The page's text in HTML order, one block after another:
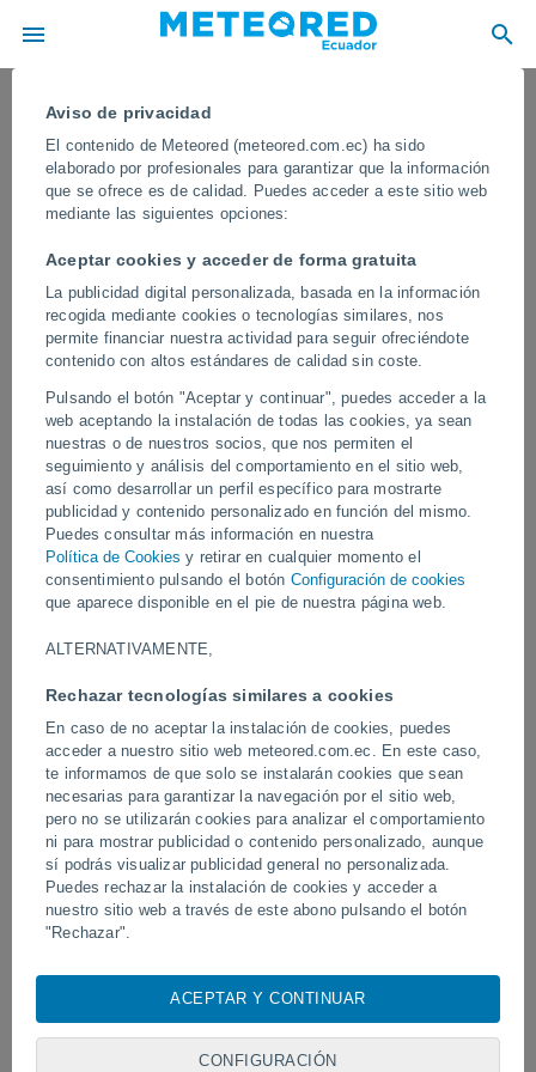
Aviso de privacidad
El contenido de Meteored (meteored.com.ec) ha sido
elaborado por profesionales para garantizar que la información
que se ofrece es de calidad. Puedes acceder a este sitio web
mediante las siguientes opciones:
Aceptar cookies y acceder de forma gratuita
La publicidad digital personalizada, basada en la información
recogida mediante cookies o tecnologías similares, nos
permite financiar nuestra actividad para seguir ofreciéndote
contenido con altos estándares de calidad sin coste.
Pulsando el botón "Aceptar y continuar", puedes acceder a la
web aceptando la instalación de todas las cookies, ya sean
nuestras o de nuestros socios, que nos permiten el
seguimiento y análisis del comportamiento en el sitio web,
así como desarrollar un perfil específico para mostrarte
publicidad y contenido personalizado en función del mismo.
Puedes consultar más información en nuestra
Política de Cookies y retirar en cualquier momento el
consentimiento pulsando el botón Configuración de cookies
que aparece disponible en el pie de nuestra página web.
ALTERNATIVAMENTE,
Rechazar tecnologías similares a cookies
En caso de no aceptar la instalación de cookies, puedes
acceder a nuestro sitio web meteored.com.ec. En este caso,
te informamos de que solo se instalarán cookies que sean
necesarias para garantizar la navegación por el sitio web,
pero no se utilizarán cookies para analizar el comportamiento
ni para mostrar publicidad o contenido personalizado, aunque
sí podrás visualizar publicidad general no personalizada.
Puedes rechazar la instalación de cookies y acceder a
nuestro sitio web a través de este abono pulsando el botón
"Rechazar".
cookies, identificadores únicos o tecnologías similares para
visita en este sitio web, las direcciones IP y los
identificadores de cookies. Es posible que algunos
ACEPTAR Y CONTINUAR
CONFIGURACIÓN
¡Brutal tromba marina sorprende a
Friedrichshafen en el Lago Constanza!
El fenómeno sorprendió a los habitantes y visitantes de
Friedrichshafen, en el icónico Lago de Constanza. El imponente
vórtice conectó la base de las nubes con la superficie acuática en
un espectáculo meteorológico impactante.
Vídeos
Un rayo impactó en un campo de
fútbol en Narathiwat, Tailandia.
Erupción y actividad
volcán de Fuego,
Síguenos